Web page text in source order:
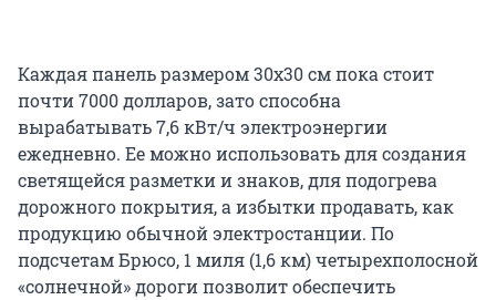
Каждая панель размером 30х30 см пока стоит
почти 7000 долларов, зато способна
вырабатывать 7,6 кВт/ч электроэнергии
ежедневно. Ее можно использовать для создания
светящейся разметки и знаков, для подогрева
дорожного покрытия, а избытки продавать, как
продукцию обычной электростанции. По
подсчетам Брюсо, 1 миля (1,6 км) четырехполосной
«солнечной» дороги позволит обеспечить